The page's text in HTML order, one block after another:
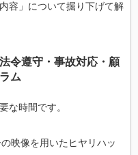
容」について掘り下げて解
令遵守・事故対応・顧
ム
な時間です。
映像を用いたヒヤリハッ